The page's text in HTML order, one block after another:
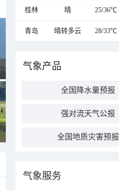
桂林 晴 25/36℃
青岛 晴转多云 28/33℃
气象产品
全国降水量预报
强对流天气公报
全国地质灾害预报
气象服务